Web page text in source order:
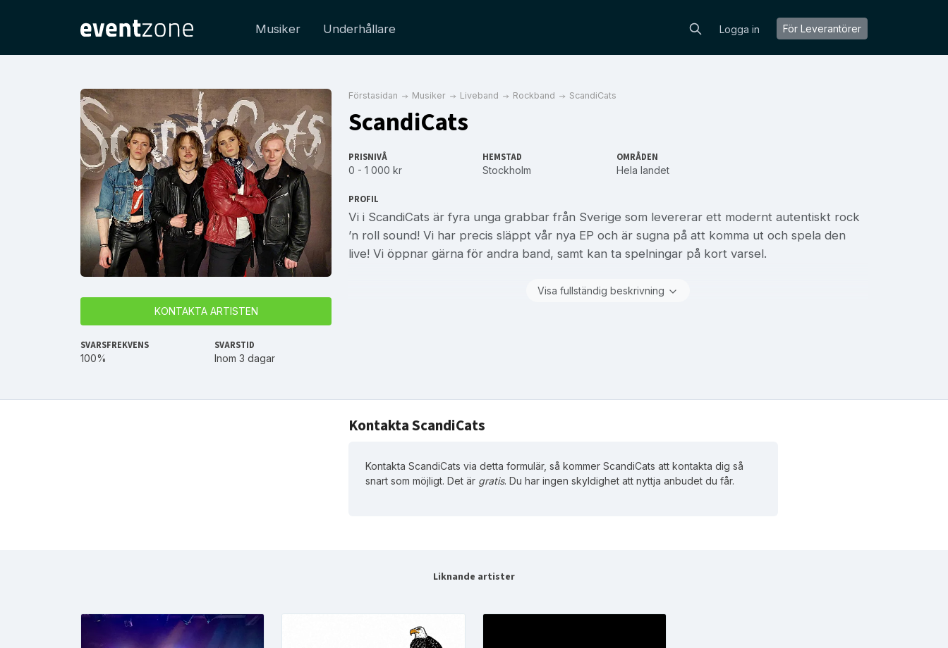
Musiker Underhållare Logga in För Leverantörer
KONTAKTA ARTISTEN
SVARSFREKVENS
100%
SVARSTID
Inom 3 dagar
Förstasidan Musiker Liveband Rockband ScandiCats
ScandiCats
PRISNIVÅ
0 - 1 000 kr
HEMSTAD
Stockholm
OMRÅDEN
Hela landet
PROFIL
Vi i ScandiCats är fyra unga grabbar från Sverige som levererar ett modernt autentiskt rock
’n roll sound! Vi har precis släppt vår nya EP och är sugna på att komma ut och spela den
live! Vi öppnar gärna för andra band, samt kan ta spelningar på kort varsel.
Visa fullständig beskrivning
Kontakta ScandiCats
Kontakta ScandiCats via detta formulär, så kommer ScandiCats att kontakta dig så
snart som möjligt. Det är gratis. Du har ingen skyldighet att nyttja anbudet du får.
Liknande artister